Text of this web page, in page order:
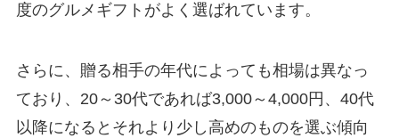
度のグルメギフトがよく選ばれています。
さらに、贈る相手の年代によっても相場は異なっ
ており、20～30代であれば3,000～4,000円、40代
以降になるとそれより少し高めのものを選ぶ傾向